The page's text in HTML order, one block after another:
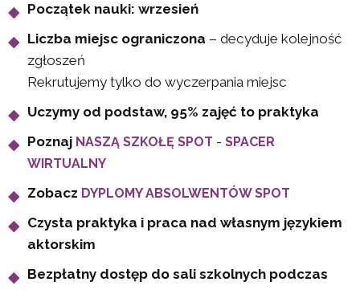
Początek nauki: wrzesień
Liczba miejsc ograniczona – decyduje kolejność
zgłoszeń
Rekrutujemy tylko do wyczerpania miejsc
Uczymy od podstaw, 95% zajęć to praktyka
Poznaj NASZĄ SZKOŁĘ SPOT - SPACER
WIRTUALNY
Zobacz DYPLOMY ABSOLWENTÓW SPOT
Czysta praktyka i praca nad własnym językiem
aktorskim
Bezpłatny dostęp do sali szkolnych podczas